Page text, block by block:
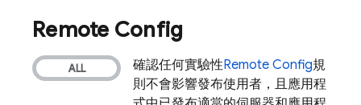
Remote Config
確認任何實驗性Remote Config規
則不會影響發布使用者，且應用程